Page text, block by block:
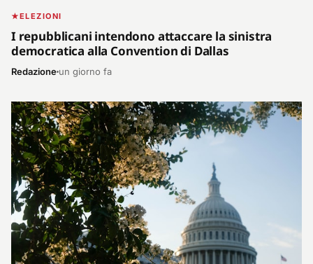
ELEZIONI
I repubblicani intendono attaccare la sinistra
democratica alla Convention di Dallas
Redazione un giorno fa